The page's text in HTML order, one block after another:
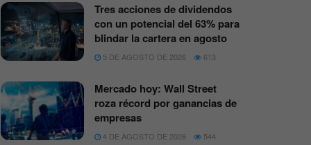
Tres acciones de dividendos
con un potencial del 63% para
blindar la cartera en agosto
5 DE AGOSTO DE 2026 613
Mercado hoy: Wall Street
roza récord por ganancias de
empresas
4 DE AGOSTO DE 2026 544